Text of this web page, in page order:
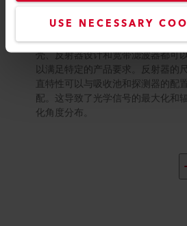
USE NECESSARY
EMIRS50定制
Axetris提供EMIRS50红外源的定制
壳、反射器设计和宽带滤波器都可
以满足特定的产品要求。反射器的
直特性可以与吸收池和探测器的配
配。这导致了光学信号的最大化和
化角度分布。